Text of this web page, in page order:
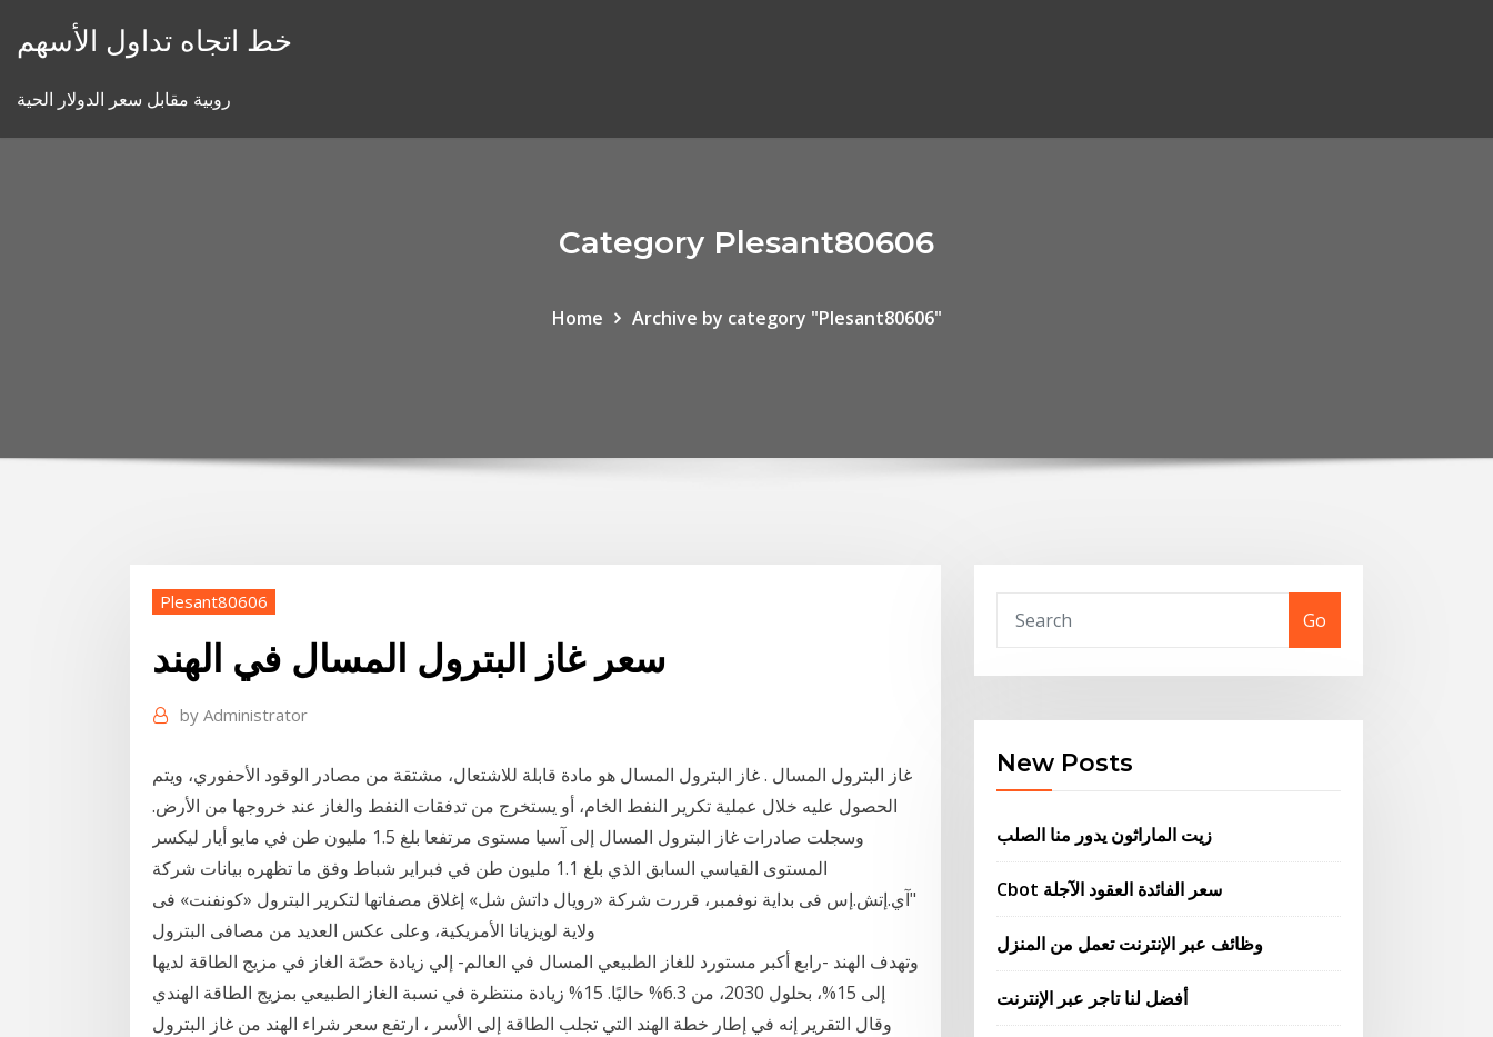
خط اتجاه تداول الأسهم
روبية مقابل سعر الدولار الحية
Category Plesant80606
Home Archive by category "Plesant80606"
Plesant80606
سعر غاز البترول المسال في الهند
by Administrator
غاز البترول المسال . غاز البترول المسال هو مادة قابلة للاشتعال، مشتقة من مصادر الوقود الأحفوري، ويتم
الحصول عليه خلال عملية تكرير النفط الخام، أو يستخرج من تدفقات النفط والغاز عند خروجها من الأرض.
وسجلت صادرات غاز البترول المسال إلى آسيا مستوى مرتفعا بلغ 1.5 مليون طن في مايو أيار ليكسر
المستوى القياسي السابق الذي بلغ 1.1 مليون طن في فبراير شباط وفق ما تظهره بيانات شركة
"آي.إتش.إس فى بداية نوفمبر، قررت شركة «رويال داتش شل» إغلاق مصفاتها لتكرير البترول «كونفنت» فى
ولاية لويزيانا الأمريكية، وعلى عكس العديد من مصافى البترول
وتهدف الهند -رابع أكبر مستورد للغاز الطبيعي المسال في العالم- إلي زيادة حصّة الغاز في مزيج الطاقة لديها
إلى 15%، بحلول 2030، من 6.3% حاليًا. 15% زيادة منتظرة في نسبة الغاز الطبيعي بمزيج الطاقة الهندي
وقال التقرير إنه في إطار خطة الهند التي تجلب الطاقة إلى الأسر ، ارتفع سعر شراء الهند من غاز البترول
Go
New Posts
زيت الماراثون يدور منا الصلب
Cbot سعر الفائدة العقود الآجلة
وظائف عبر الإنترنت تعمل من المنزل
أفضل لنا تاجر عبر الإنترنت